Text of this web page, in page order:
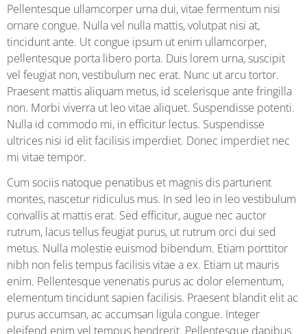
Pellentesque ullamcorper urna dui, vitae fermentum nisi
ornare congue. Nulla vel nulla mattis, volutpat nisi at,
tincidunt ante. Ut congue ipsum ut enim ullamcorper,
pellentesque porta libero porta. Duis lorem urna, suscipit
vel feugiat non, vestibulum nec erat. Nunc ut arcu tortor.
Praesent mattis aliquam metus, id scelerisque ante fringilla
non. Morbi viverra ut leo vitae aliquet. Suspendisse potenti.
Nulla id commodo mi, in efficitur lectus. Suspendisse
ultrices nisi id elit facilisis imperdiet. Donec imperdiet nec
mi vitae tempor.
Cum sociis natoque penatibus et magnis dis parturient
montes, nascetur ridiculus mus. In sed leo in leo vestibulum
convallis at mattis erat. Sed efficitur, augue nec auctor
rutrum, lacus tellus feugiat purus, ut rutrum orci dui sed
metus. Nulla molestie euismod bibendum. Etiam porttitor
nibh non felis tempus facilisis vitae a ex. Etiam ut mauris
enim. Pellentesque venenatis purus ac dolor elementum,
elementum tincidunt sapien facilisis. Praesent blandit elit ac
purus accumsan, ac accumsan ligula congue. Integer
eleifend enim vel tempus hendrerit. Pellentesque dapibus